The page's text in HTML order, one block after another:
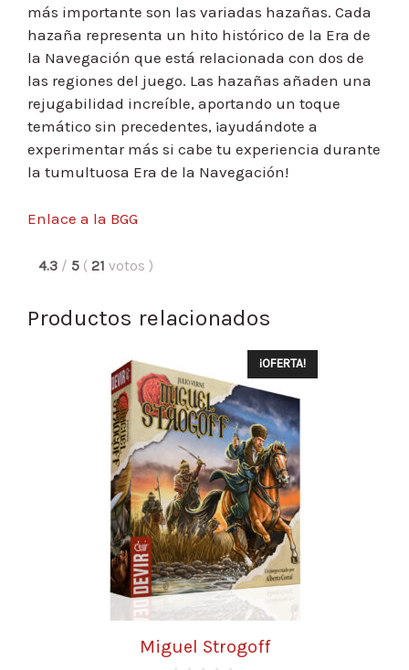
más importante son las variadas hazañas. Cada
hazaña representa un hito histórico de la Era de
la Navegación que está relacionada con dos de
las regiones del juego. Las hazañas añaden una
rejugabilidad increíble, aportando un toque
temático sin precedentes, ¡ayudándote a
experimentar más si cabe tu experiencia durante
la tumultuosa Era de la Navegación!
Enlace a la BGG
4.3 / 5 ( 21 votos )
Productos relacionados
¡OFERTA!
Miguel Strogoff